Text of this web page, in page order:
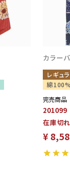
カラー
レギュ
綿
完売商品
201099
在庫切れ
¥